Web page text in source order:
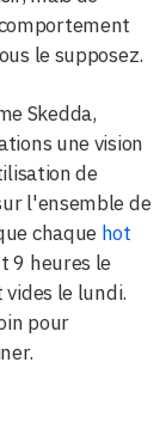
le supposez.
Skedda,
une vision
de
l'ensemble de
chaque hot
9 heures le
le lundi.
pour